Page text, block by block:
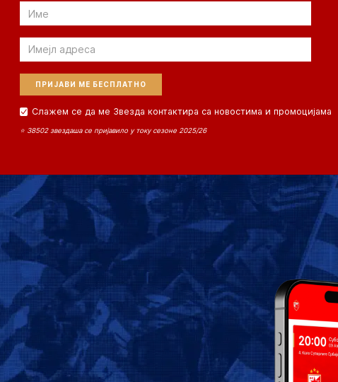
Email
Email
Слажем се да ме Звезда контактира са новостима и промоцијама
⭐ 38502 звездаша се пријавило у току сезоне 2025/26